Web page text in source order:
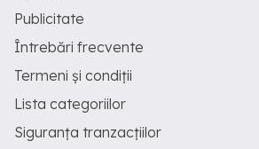
Publicitate
Întrebări frecvente
Termeni și condiții
Lista categoriilor
Siguranța tranzacțiilor